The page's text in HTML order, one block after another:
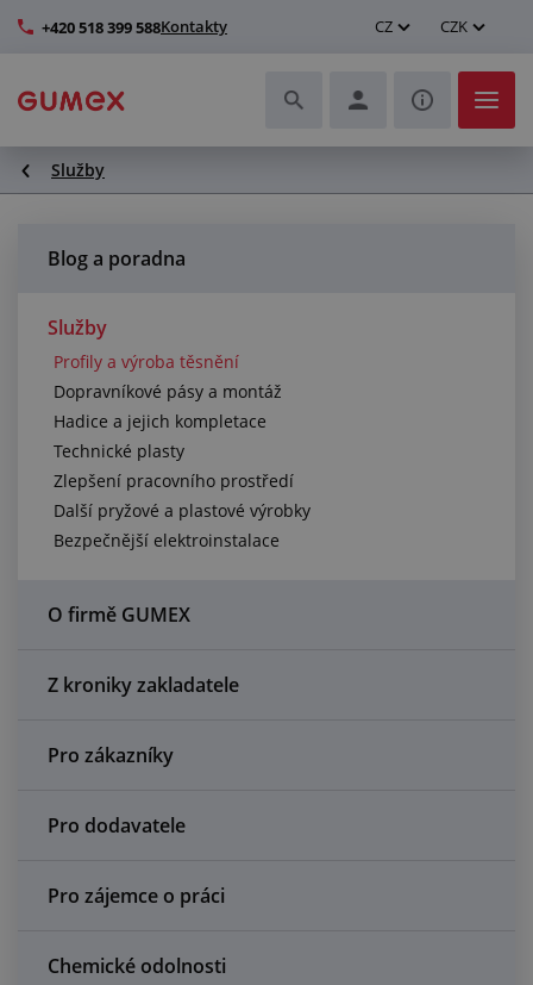
+420 518 399 588Kontakty CZ CZK
Hadice a jejich kompletace
Dopravníkové pásy a montáž
Zlepšení pracovního prostředí
Další pryžové a plastové výrobky
Centrum poptávek
Vše o nákupu
O nás a kariéra
Služby
Blog a poradna
Služby
Profily a výroba těsnění
Dopravníkové pásy a montáž
Hadice a jejich kompletace
Technické plasty
Zlepšení pracovního prostředí
Další pryžové a plastové výrobky
Bezpečnější elektroinstalace
O firmě GUMEX
Z kroniky zakladatele
Pro zákazníky
Pro dodavatele
Pro zájemce o práci
Chemické odolnosti